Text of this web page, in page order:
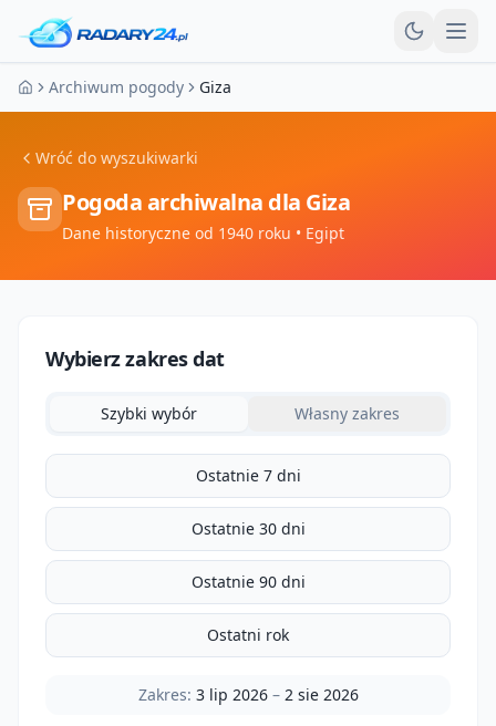
Strona główna
Archiwum pogody Giza
Wróć do wyszukiwarki
Pogoda archiwalna dla Giza
Dane historyczne od 1940 roku • Egipt
Wybierz zakres dat
Szybki wybór Własny zakres
Ostatnie 7 dni
Ostatnie 30 dni
Ostatnie 90 dni
Ostatni rok
Zakres: 3 lip 2026– 2 sie 2026